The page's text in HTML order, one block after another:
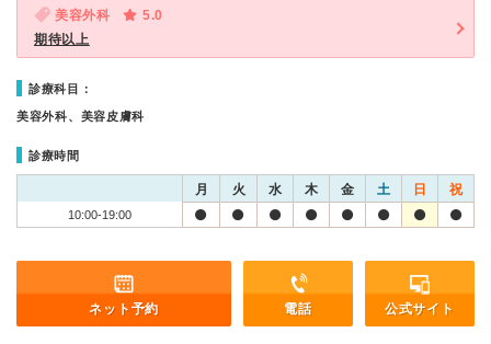
美容外科
5.0
期待以上
診療科目：
美容外科、美容皮膚科
診療時間
月 火 水 木 金 土 日 祝
10:00-19:00
ネット予約 電話 公式サイト